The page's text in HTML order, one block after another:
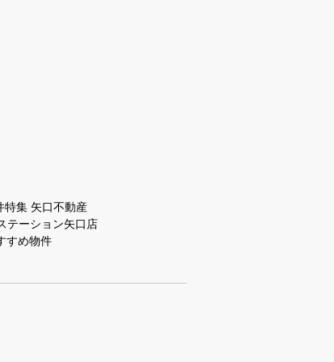
特集 矢口不動産
テーション矢口店
すめ物件